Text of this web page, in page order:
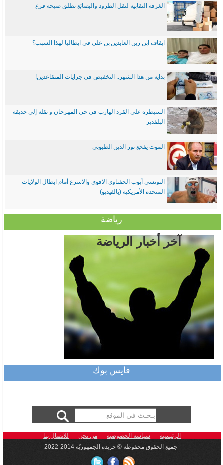
الغرفة النقابية لنقل الطرود والبضائع تطلق صيحة فزع
ايقاف ابن زين العابدين بن علي في ايطاليا لهذا السبب؟
بداية من هذا الشهر.. التخفيض في جرايات المتقاعدين!
السيطرة على القرد الهارب في حي المهرجان و نقله إلى حديقة
البلفدير
الموت يفجع نور الدين الطبوبي
التونسي أيوب الحفناوي الاقوى والاسرع أمام ابطال الولايات
المتحدة الأمريكية (بالفيديو)
رياضة
آخر أخبار الرياضة
فايس بوك
الرئيسية- سياسة الخصوصية- من نحن-
للاتصال بنا
جميع الحقوق محفوظة © جريدة الجمهوريّة 2014-2022